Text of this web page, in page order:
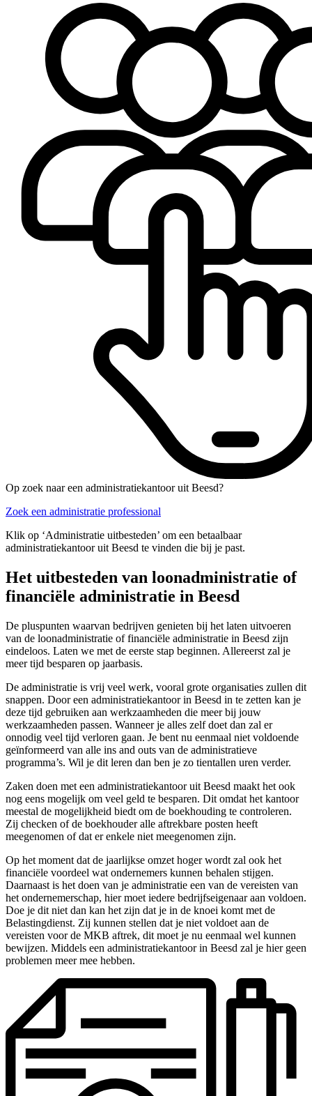
Op zoek naar een administratiekantoor uit Beesd?
Zoek een administratie professional
Klik op ‘Administratie uitbesteden’ om een betaalbaar
administratiekantoor uit Beesd te vinden die bij je past.
Het uitbesteden van loonadministratie of
financiële administratie in Beesd
De pluspunten waarvan bedrijven genieten bij het laten uitvoeren
van de loonadministratie of financiële administratie in Beesd zijn
eindeloos. Laten we met de eerste stap beginnen. Allereerst zal je
meer tijd besparen op jaarbasis.
De administratie is vrij veel werk, vooral grote organisaties zullen dit
snappen. Door een administratiekantoor in Beesd in te zetten kan je
deze tijd gebruiken aan werkzaamheden die meer bij jouw
werkzaamheden passen. Wanneer je alles zelf doet dan zal er
onnodig veel tijd verloren gaan. Je bent nu eenmaal niet voldoende
geïnformeerd van alle ins and outs van de administratieve
programma’s. Wil je dit leren dan ben je zo tientallen uren verder.
Zaken doen met een administratiekantoor uit Beesd maakt het ook
nog eens mogelijk om veel geld te besparen. Dit omdat het kantoor
meestal de mogelijkheid biedt om de boekhouding te controleren.
Zij checken of de boekhouder alle aftrekbare posten heeft
meegenomen of dat er enkele niet meegenomen zijn.
Op het moment dat de jaarlijkse omzet hoger wordt zal ook het
financiële voordeel wat ondernemers kunnen behalen stijgen.
Daarnaast is het doen van je administratie een van de vereisten van
het ondernemerschap, hier moet iedere bedrijfseigenaar aan voldoen.
Doe je dit niet dan kan het zijn dat je in de knoei komt met de
Belastingdienst. Zij kunnen stellen dat je niet voldoet aan de
vereisten voor de MKB aftrek, dit moet je nu eenmaal wel kunnen
bewijzen. Middels een administratiekantoor in Beesd zal je hier geen
problemen meer mee hebben.